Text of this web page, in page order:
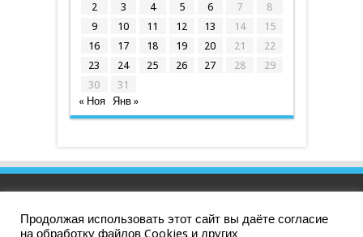
2
3 4 5 6 7
8
9
10 11 12 13 14
15
16
17 18 19 20 21
22
23
24 25 26 27 28
29
30
31
« Ноя
Янв »
Политика конфиденциальности| СОУТ
Продолжая использовать этот сайт вы даёте согласие
на обработку файлов Cookies и других